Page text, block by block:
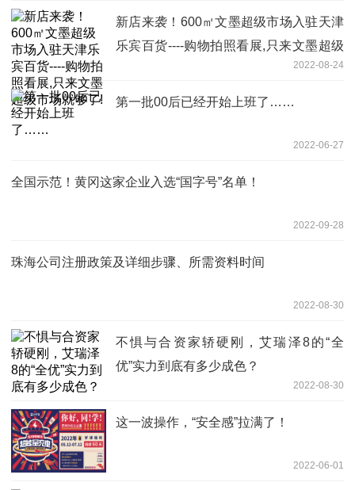
新店来袭！600㎡文墨超级市场入驻天津
乐宾百货----购物拍照看展,只来文墨超级
2022-08-24
第一批00后已经开始上班了……
2022-06-27
全国示范！黄冈这家企业入选“国字号”名单！
2022-09-28
珠海公司注册政策及详细步骤、所需资料时间
2022-08-30
不惧与合资家轿硬刚，艾瑞泽8的“全
优”实力到底有多少成色？
2022-08-30
这一波操作，“安全感”拉满了！
2022-06-01